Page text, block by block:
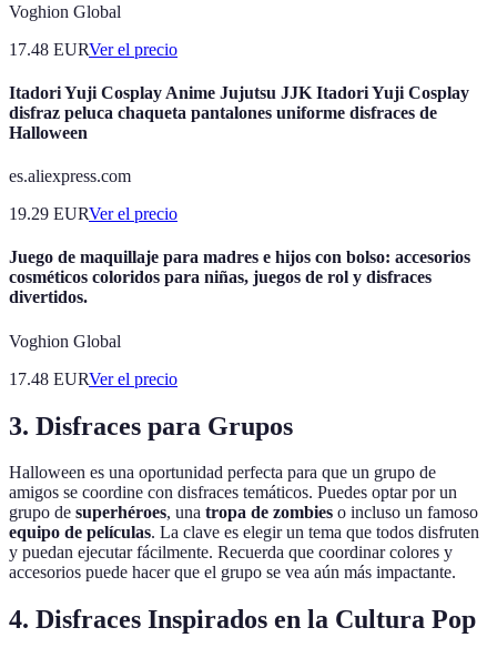
Voghion Global
17.48 EURVer el precio
Itadori Yuji Cosplay Anime Jujutsu JJK Itadori Yuji Cosplay
disfraz peluca chaqueta pantalones uniforme disfraces de
Halloween
es.aliexpress.com
19.29 EURVer el precio
Juego de maquillaje para madres e hijos con bolso: accesorios
cosméticos coloridos para niñas, juegos de rol y disfraces
divertidos.
Voghion Global
17.48 EURVer el precio
3. Disfraces para Grupos
Halloween es una oportunidad perfecta para que un grupo de
amigos se coordine con disfraces temáticos. Puedes optar por un
grupo de superhéroes, una tropa de zombies o incluso un famoso
equipo de películas. La clave es elegir un tema que todos disfruten
y puedan ejecutar fácilmente. Recuerda que coordinar colores y
accesorios puede hacer que el grupo se vea aún más impactante.
4. Disfraces Inspirados en la Cultura Pop